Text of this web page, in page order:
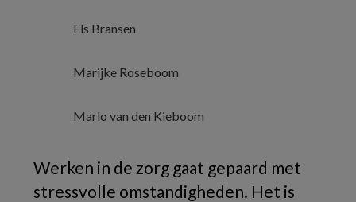
Els Bransen
Marijke Roseboom
Marlo van den Kieboom
Werken in de zorg gaat gepaard met
stressvolle omstandigheden. Het is